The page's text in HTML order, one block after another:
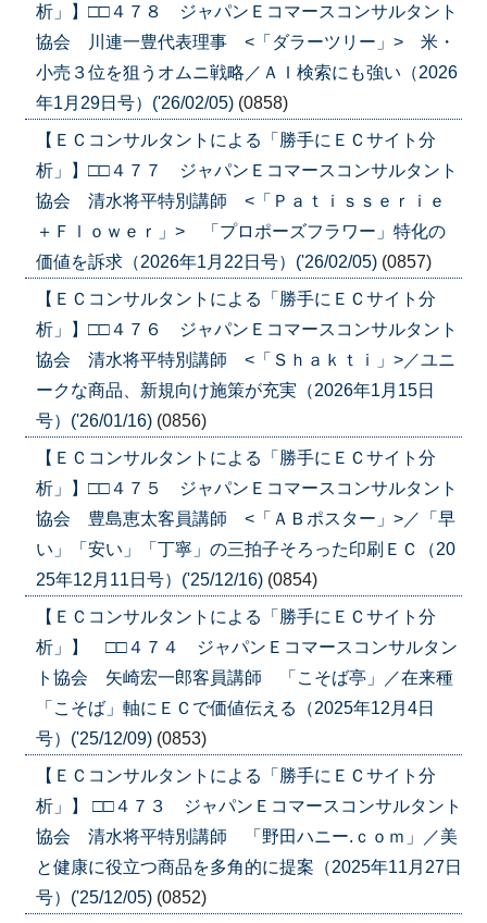
析」】□□４７８ ジャパンＥコマースコンサルタント
協会 川連一豊代表理事 <「ダラーツリー」> 米・
小売３位を狙うオムニ戦略／ＡＩ検索にも強い（2026
年1月29日号）('26/02/05) (0858)
【ＥＣコンサルタントによる「勝手にＥＣサイト分
析」】□□４７７ ジャパンＥコマースコンサルタント
協会 清水将平特別講師 <「Ｐａｔｉｓｓｅｒｉｅ
＋Ｆｌｏｗｅｒ」> 「プロポーズフラワー」特化の
価値を訴求（2026年1月22日号）('26/02/05) (0857)
【ＥＣコンサルタントによる「勝手にＥＣサイト分
析」】□□４７６ ジャパンＥコマースコンサルタント
協会 清水将平特別講師 <「Ｓｈａｋｔｉ」>／ユニ
ークな商品、新規向け施策が充実（2026年1月15日
号）('26/01/16) (0856)
【ＥＣコンサルタントによる「勝手にＥＣサイト分
析」】□□４７５ ジャパンＥコマースコンサルタント
協会 豊島恵太客員講師 <「ＡＢポスター」>／「早
い」「安い」「丁寧」の三拍子そろった印刷ＥＣ（20
25年12月11日号）('25/12/16) (0854)
【ＥＣコンサルタントによる「勝手にＥＣサイト分
析」】 □□４７４ ジャパンＥコマースコンサルタン
ト協会 矢崎宏一郎客員講師 「こそば亭」／在来種
「こそば」軸にＥＣで価値伝える（2025年12月4日
号）('25/12/09) (0853)
【ＥＣコンサルタントによる「勝手にＥＣサイト分
析」】 □□４７３ ジャパンＥコマースコンサルタント
協会 清水将平特別講師 「野田ハニー.ｃｏｍ」／美
と健康に役立つ商品を多角的に提案（2025年11月27日
号）('25/12/05) (0852)